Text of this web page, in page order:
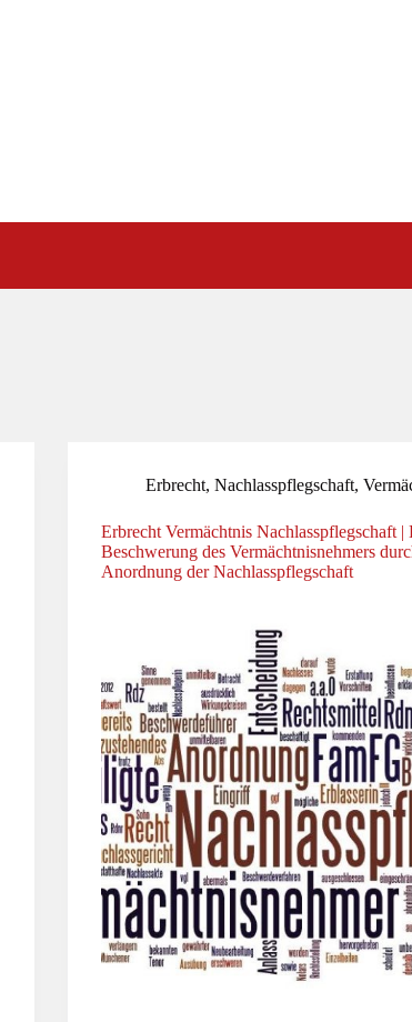
Erbrecht,Nachlasspflegschaft,
Erbrecht Vermächtnis Nachlasspflegschaft |
Beschwerung des Vermächtnisnehmers
Anordnung der Nachlasspflegschaft